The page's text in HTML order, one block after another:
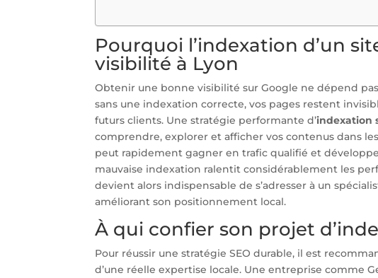
Pourquoi l’indexation d’un
visibilité à Lyon
Obtenir une bonne visibilité sur Google ne dépend
sans une indexation correcte, vos pages restent
futurs clients. Une stratégie performante d’indexation
comprendre, explorer et afficher vos contenus dans
peut rapidement gagner en trafic qualifié et
mauvaise indexation ralentit considérablement les
devient alors indispensable de s’adresser à un
améliorant son positionnement local.
À qui confier son projet
Pour réussir une stratégie SEO durable, il est
d’une réelle expertise locale. Une entreprise comme